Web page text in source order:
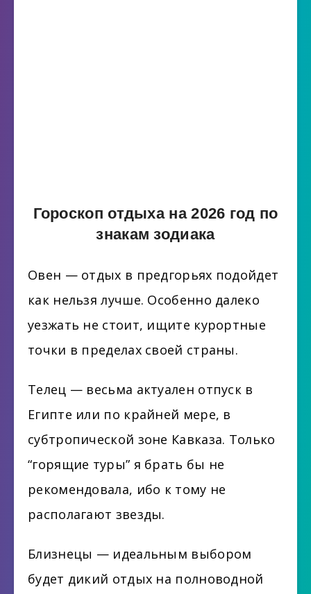
Гороскоп отдыха на 2026 год по
знакам зодиака
Овен — отдых в предгорьях подойдет
как нельзя лучше. Особенно далеко
уезжать не стоит, ищите курортные
точки в пределах своей страны.
Телец — весьма актуален отпуск в
Египте или по крайней мере, в
субтропической зоне Кавказа. Только
“горящие туры” я брать бы не
рекомендовала, ибо к тому не
располагают звезды.
Близнецы — идеальным выбором
будет дикий отдых на полноводной